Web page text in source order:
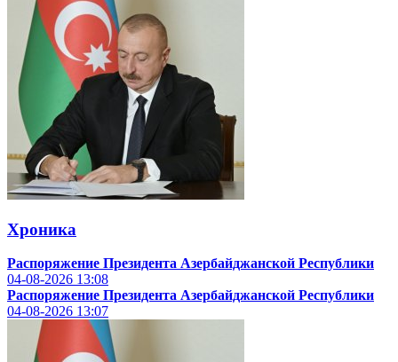
Хроника
Распоряжение Президента Азербайджанской Республики
04-08-2026 13:08
Распоряжение Президента Азербайджанской Республики
04-08-2026 13:07